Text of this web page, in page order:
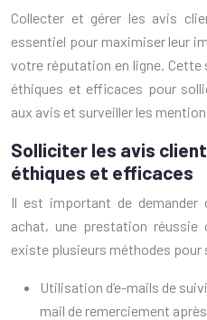
Collecter et gérer les avis
essentiel pour maximiser leur
votre réputation en ligne.
éthiques et efficaces pour
aux avis et surveiller les
Solliciter les avis
éthiques et efficaces
Il est important de
achat, une prestation réussie
existe plusieurs méthodes
Utilisation d’e-mails de
mail de remerciement